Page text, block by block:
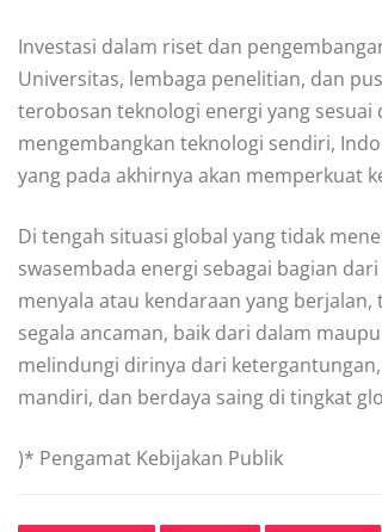
Investasi dalam riset dan
Universitas, lembaga penelitian, dan
terobosan teknologi energi yang
mengembangkan teknologi sendiri,
yang pada akhirnya akan memperkuat
Di tengah situasi global yang tidak
swasembada energi sebagai bagian
menyala atau kendaraan yang
segala ancaman, baik dari dalam
melindungi dirinya dari
mandiri, dan berdaya saing di tingkat
)* Pengamat Kebijakan Publik